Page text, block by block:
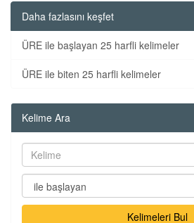
Daha fazlasını keşfet
ÜRE ile başlayan 25 harfli kelimeler
ÜRE ile biten 25 harfli kelimeler
Kelime Ara
Kelimeleri Bul